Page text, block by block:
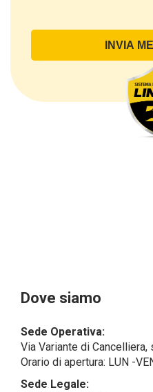
di contatto, così come
fatturazione, come
questi ultimi, cogliamo
sottolineare che i dati
sempre qualificati come
giuridiche sono in via
dal campo di applicazione
Alcuni segmenti
l’espletamento di alcune
società esterne che
dal GDPR, abilitandole e a
operazioni determinate
Dove siamo
Sede Operativa:
Via Variante di
Orario di apertura: LUN -
Sede Legale: